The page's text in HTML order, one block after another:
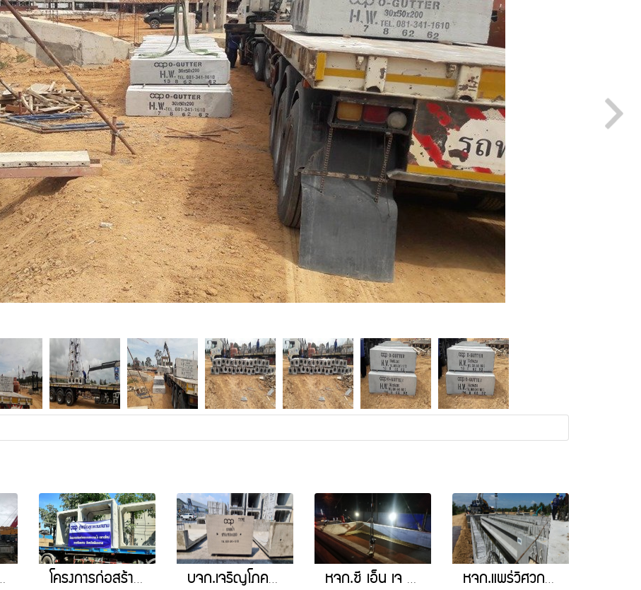
I Girder จำนวน 9 คาน โครงการก่อสร้างระบบระบายน้ำ ตลาดใหม่ กาดเชียงฮาย จังหวัดเชียงราย บจก.เจริญโภคภัณฑ์วิศวกรรม โครงการ นิคมอุตสาหกรรม เเพรกษา สมุทรปราการ หจก.ซี เอ็น เจ (2007) โครงการ ก่อสร้างทางหลวงหมายเลข 304 สาย อ.ปากเกร็ด-ศูนย์ราชการเเจ้งวัฒนะ หจก.แพร่วิศวกรรม งานโครงการทางหลวงหมายเลข 7 พัทยา-มาบตาพุด ตอน 4